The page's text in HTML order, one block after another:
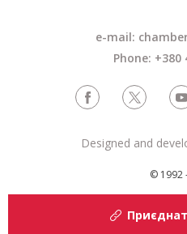
e-mail:
Phone: +380
© 1992
Designed and